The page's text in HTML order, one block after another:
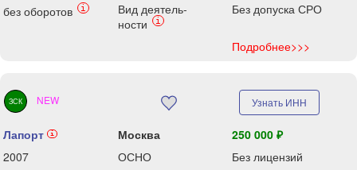
без оборотов
i
Вид деятель-
ности
i
Без допуска СРО
Подробнее>>>
ЗСК NEW Узнать ИНН
Лапорт i Москва
250 000 ₽
2007
ОСНО
Без лицензий